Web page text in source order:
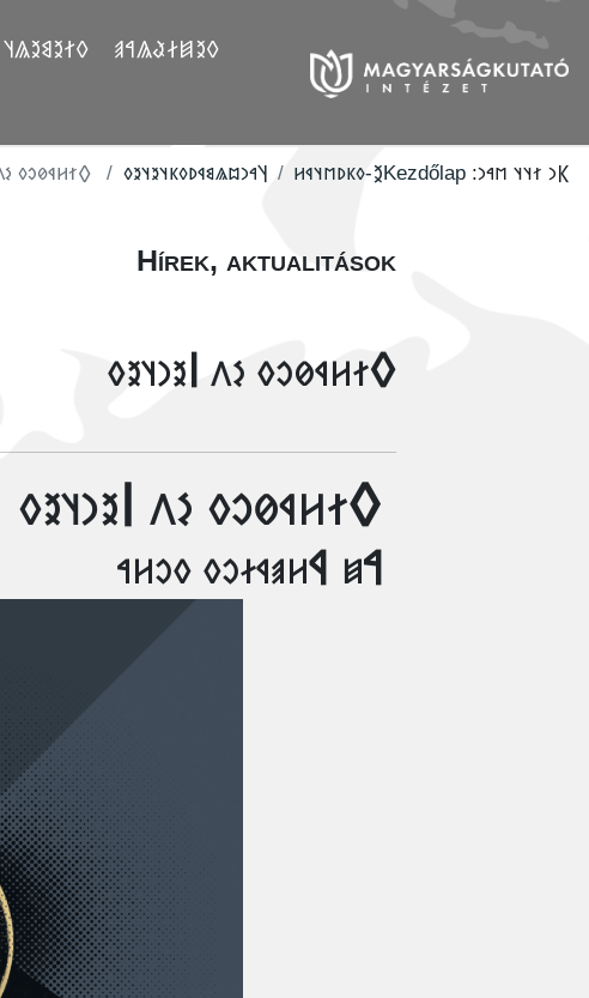
𐲓𐲉𐲯𐲇𐲟𐲖𐲀𐲠
𐲞𐳙 𐳐𐳦𐳦 𐳮𐳀𐳙:
Kezdőlap
‮𐲉-𐳓𐳞𐳚𐳮𐳦𐳁𐳢
𐲦𐳀𐳙𐳪𐳖𐳘𐳁𐳚𐳓𐳞𐳦𐳉𐳦𐳉𐳓
𐳋𐳤 𐲥𐳉𐳙𐳦𐳉𐳓
Hírek, aktualitások
𐲓𐳐𐳢𐳁𐳗𐳛𐳓 𐳋𐳤 𐲥𐳉𐳙𐳦𐳉𐳓
𐲓𐳐𐳢𐳁𐳗𐳛𐳓 𐳋𐳤 𐲥𐳉𐳙𐳦𐳉𐳓
‮ 𐲀𐳯 𐲁𐳢𐳠𐳁𐳇𐳛𐳓 𐳓𐳛𐳢𐳀